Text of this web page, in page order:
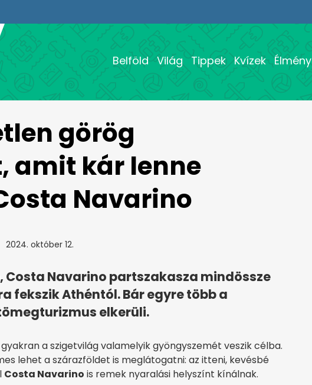
Belföld Világ Tippek Kvízek Élmény
görög
amit kár lenne
Navarino
2024. október 12.
Costa Navarino partszakasza mindössze
fekszik Athéntól. Bár egyre több a
elkerüli.
a szigetvilág valamelyik gyöngyszemét veszik célba.
lehet a szárazföldet is meglátogatni: az itteni, kevésbé
Costa Navarino is remek nyaralási helyszínt kínálnak.